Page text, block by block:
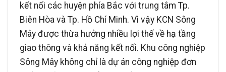
kết nối các huyện phía Bắc với trung tâm Tp.
Biên Hòa và Tp. Hồ Chí Minh. Vì vậy KCN Sông
Mây được thừa hưởng nhiều lợi thế về hạ tầng
giao thông và khả năng kết nối. Khu công nghiệp
Sông Mây không chỉ là dự án công nghiệp đơn